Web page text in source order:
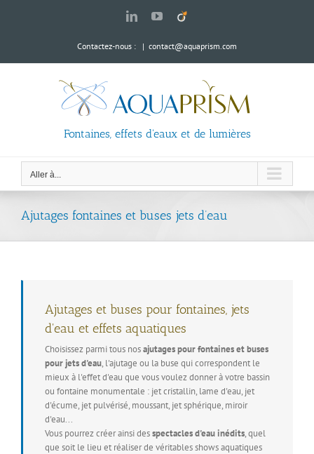
LinkedInYouTube
Viadeo
Contactez-nous : | contact@aquaprism.com
Fontaines, effets d'eaux et de lumières
Aller à...
Ajutages fontaines et buses jets d’eau
Ajutages et buses pour fontaines, jets
d'eau et effets aquatiques
Choisissez parmi tous nosajutages pour fontaines et buses
pour jets d'eau, l'ajutage ou la buse qui correspondent le
mieux à l'effet d'eau que vous voulez donner à votre bassin
ou fontaine monumentale : jet cristallin, lame d'eau, jet
d'écume, jet pulvérisé, moussant, jet sphérique, miroir
d'eau...
Vous pourrez créer ainsi desspectacles d'eau inédits, quel
que soit le lieu et réaliser de véritables shows aquatiques